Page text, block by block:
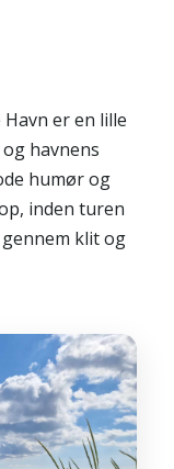
er en lille
havnens
humør og
inden turen
klit og